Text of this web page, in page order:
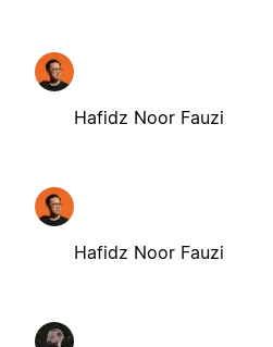
Hafidz Noor Fauzi
Hafidz Noor Fauzi